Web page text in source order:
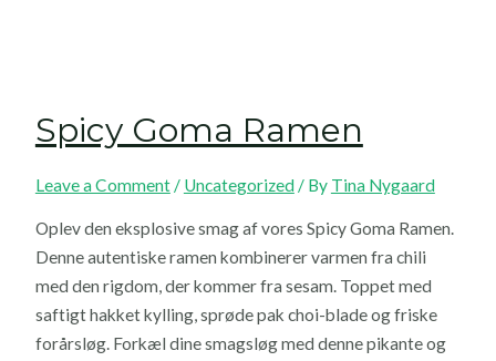
Spicy Goma Ramen
Leave a Comment / Uncategorized/ By Tina Nygaard
Oplev den eksplosive smag af vores Spicy Goma Ramen.
Denne autentiske ramen kombinerer varmen fra chili
med den rigdom, der kommer fra sesam. Toppet med
saftigt hakket kylling, sprøde pak choi-blade og friske
forårsløg. Forkæl dine smagsløg med denne pikante og